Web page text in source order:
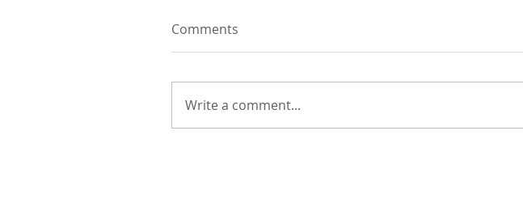
Comments
Write a comment...